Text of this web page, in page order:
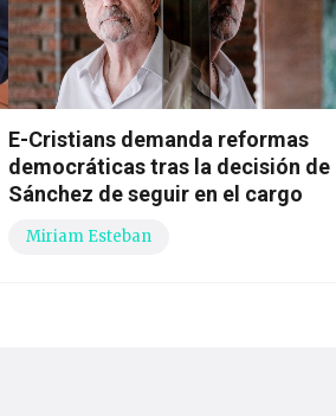
E-Cristians demanda reformas
democráticas tras la decisión de
Sánchez de seguir en el cargo
Miriam Esteban